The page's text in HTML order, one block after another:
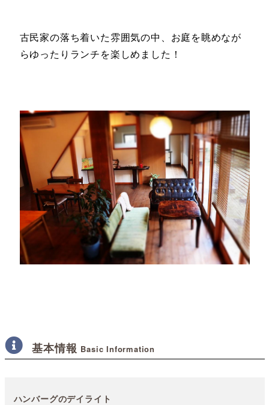
古民家の落ち着いた雰囲気の中、お庭を眺めなが
らゆったりランチを楽しめま した！
基本情報 Basic Information
ハンバーグのデイライト